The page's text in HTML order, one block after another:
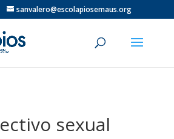
sanvalero@escolapiosemaus.org
sexual